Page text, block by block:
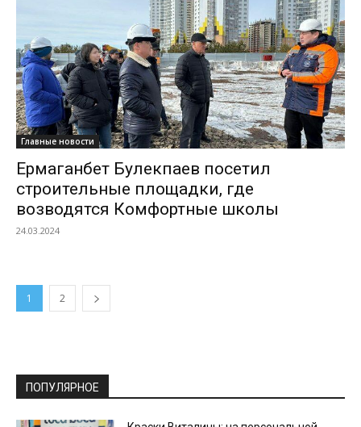
Главные новости
Ермаганбет Булекпаев посетил
строительные площадки, где
возводятся Комфортные школы
24.03.2024
1 2
ПОПУЛЯРНОЕ